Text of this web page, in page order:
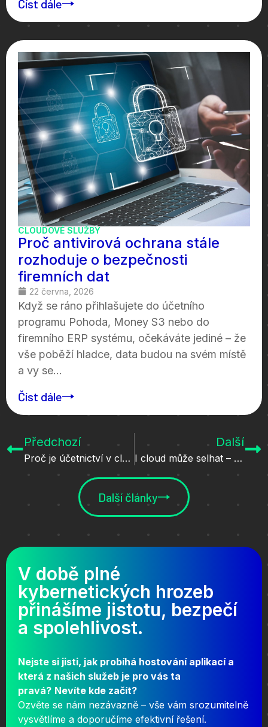
Číst dále
CLOUDOVÉ SLUŽBY
Proč antivirová ochrana stále
rozhoduje o bezpečnosti
firemních dat
22 června, 2026
Když se ráno přihlašujete do účetního
programu Pohoda, Money S3 nebo do
firemního ERP systému, očekáváte jediné – že
vše poběží hladce, data budou na svém místě
a vy se...
Číst dále
Předchozí
Proč je účetnictví v cloudu krokem správným směrem?
Další
I cloud může selhat – ale co pak?
Další články
V době plné
kybernetických hrozeb
přinášíme jistotu, bezpečí
a spolehlivost.
Nejste si jisti, jak probíhá hostování aplikací a
která z našich služeb je pro vás ta
pravá? Nevíte kde začít?
Ozvěte se nám nezávazně – vše vám srozumitelně
vysvětlíme a doporučíme efektivní řešení.